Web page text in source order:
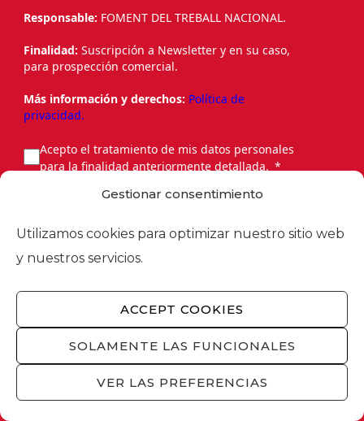
Gestionar consentimiento
Utilizamos cookies para optimizar nuestro sitio web
y nuestros servicios.
ACCEPT COOKIES
SOLAMENTE LAS FUNCIONALES
VER LAS PREFERENCIAS
Responsable: FOMENT DEL TREBALL NACIONAL.
Finalidad: Suscripción a Newsletter y en su caso,
para prospección comercial.
Más información y derechos: Política de
privacidad.
Acepto el tratamiento de mis datos personales
para la finalidad anteriormente detallada.
This site is protected by reCAPTCHA and the
GooglePrivacy PolicyandTerms of Serviceapply.